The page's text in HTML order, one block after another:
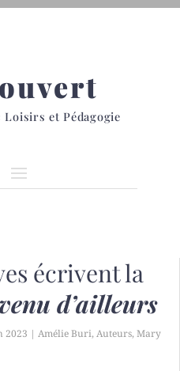
et Pédagogie
écrivent la
d’ailleurs
2023 | Amélie Buri,Auteurs,Mary